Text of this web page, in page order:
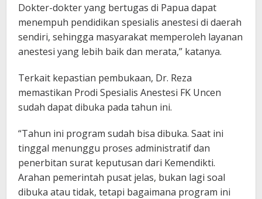
Dokter-dokter yang bertugas di Papua dapat
menempuh pendidikan spesialis anestesi di daerah
sendiri, sehingga masyarakat memperoleh layanan
anestesi yang lebih baik dan merata,” katanya.
Terkait kepastian pembukaan, Dr. Reza
memastikan Prodi Spesialis Anestesi FK Uncen
sudah dapat dibuka pada tahun ini.
“Tahun ini program sudah bisa dibuka. Saat ini
tinggal menunggu proses administratif dan
penerbitan surat keputusan dari Kemendikti.
Arahan pemerintah pusat jelas, bukan lagi soal
dibuka atau tidak, tetapi bagaimana program ini